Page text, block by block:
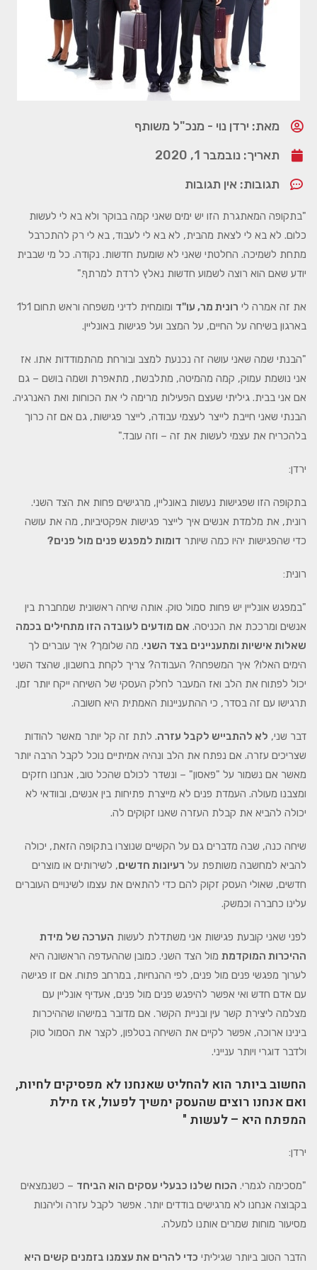
מאת: ירדן נוי - מנכ"ל משותף
תאריך: נובמבר 1, 2020
תגובות: אין תגובות
"בתקופה המאתגרת הזו יש ימים שאני קמה בבוקר ולא בא לי לעשות
כלום. לא בא לי לצאת מהבית, לא בא לי לעבוד, בא לי רק להתכרבל
מתחת לשמיכה. החלטתי שאני לא שומעת חדשות. נקודה. כל מי שבבית
יודע שאם הוא רוצה לשמוע חדשות נאלץ לרדת למרתף."
את זה אמרה לי רונית מר, עו"ד
ומומחית לדיני משפחה וראש תחום 1ל1
בארגון בשיחה על החיים, על המצב ועל פגישות באונליין.
"הבנתי שמה שאני עושה זה נכנעת למצב ובורחת מהתמודדות אתו. אז
אני נושמת עמוק, קמה מהמיטה, מתלבשת, מתאפרת ושמה בושם – גם
אם אני בבית. גיליתי שעצם הפעילות מרימה לי את הכוחות ואת האנרגיה.
הבנתי שאני חייבת לייצר לעצמי עבודה, לייצר פגישות, גם אם זה כרוך
בלהכריח את עצמי לעשות את זה – וזה עובד."
ירדן:
בתקופה הזו שפגישות נעשות באונליין, מרגישים פחות את הצד השני.
רונית, את מלמדת אנשים איך לייצר פגישות אפקטיביות, מה את עושה
כדי שהפגישות יהיו כמה שיותר דומות למפגש פנים מול פנים?
רונית:
"במפגש אונליין יש פחות סמול טוק. אותה שיחה ראשונית שמחברת בין
אנשים ומרככת את הכניסה. אם מודעים לעובדה הזו מתחילים בכמה
שאלות אישיות ומתעניינים בצד השני. מה שלומך? איך עוברים לך
הימים האלו? איך המשפחה? העבודה? צריך לקחת בחשבון, שהצד השני
יכול לפתוח את הלב ואז המעבר לחלק העסקי של השיחה ייקח יותר זמן.
תרגישו עם זה בסדר, כי ההתעניינות האמתית היא חשובה.
דבר שני, לא להתבייש לקבל עזרה. לתת זה קל יותר מאשר להודות
שצריכים עזרה. אם נפתח את הלב ונהיה אמיתיים נוכל לקבל הרבה יותר
מאשר אם נשמור על "פאסון" – ונשדר לכולם שהכל טוב, אנחנו חזקים
ומצבנו מעולה. העמדת פנים לא מייצרת פתיחות בין אנשים, ובוודאי לא
יכולה להביא את קבלת העזרה שאנו זקוקים לה.
שיחה כנה, שבה מדברים גם על הקשיים שנוצרו בתקופה הזאת, יכולה
להביא למחשבה משותפת על רעיונות חדשים, לשירותים או מוצרים
חדשים, שאולי העסק זקוק להם כדי להתאים את עצמו לשינויים העוברים
עלינו כחברה וכמשק.
לפני שאני קובעת פגישות אני משתדלת לעשות הערכה של מידת
ההיכרות המוקדמת מול הצד השני. כמובן שההעדפה הראשונה היא
לערוך מפגשי פנים מול פנים, לפי ההנחיות, במרחב פתוח. אם זו פגישה
עם אדם חדש ואי אפשר להיפגש פנים מול פנים, אעדיף אונליין עם
מצלמה ליצירת קשר עין ובניית הקשר. אם מדובר במישהו שההיכרות
בינינו ארוכה, אפשר לקיים את השיחה בטלפון, לקצר את הסמול טוק
ולדבר דוגרי ויותר ענייני.
החשוב ביותר הוא להחליט שאנחנו לא מפסיקים לחיות,
ואם אנחנו רוצים שהעסק ימשיך לפעול, אז מילת
המפתח היא – לעשות "
ירדן:
"מסכימה לגמרי. הכוח שלנו כבעלי עסקים הוא הביחד – כשנמצאים
בקבוצה אנחנו לא מרגישים בודדים יותר. אפשר לקבל עזרה וליהנות
מסיעור מוחות שמרים אותנו למעלה.
הדבר הטוב ביותר שגיליתי כדי להרים את עצמנו בזמנים קשים היא